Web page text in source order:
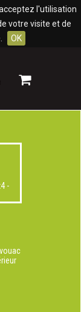
l'utilisation
votre visite et de
OK
Mon
-